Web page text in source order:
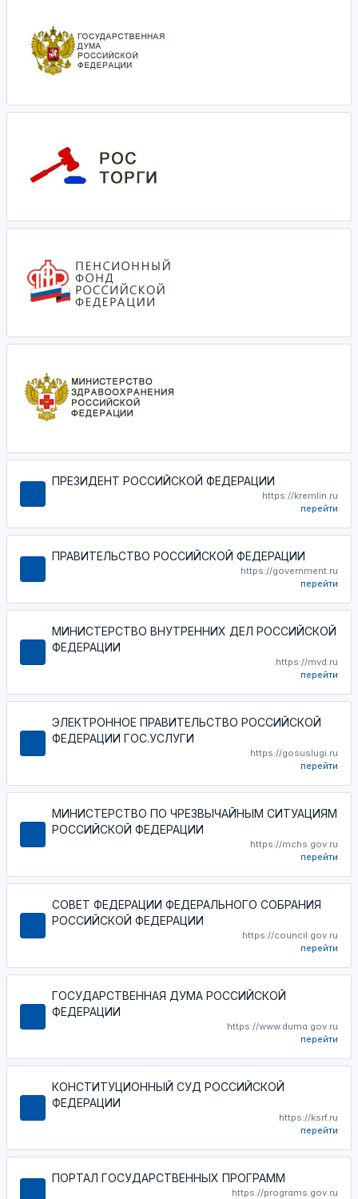
ПРЕЗИДЕНТ РОССИЙСКОЙ ФЕДЕРАЦИИ
https://kremlin.ru
перейти
ПРАВИТЕЛЬСТВО РОССИЙСКОЙ ФЕДЕРАЦИИ
https://government.ru
перейти
МИНИСТЕРСТВО ВНУТРЕННИХ ДЕЛ РОССИЙСКОЙ
ФЕДЕРАЦИИ
https://mvd.ru
перейти
ЭЛЕКТРОННОЕ ПРАВИТЕЛЬСТВО РОССИЙСКОЙ
ФЕДЕРАЦИИ ГОС.УСЛУГИ
https://gosuslugi.ru
перейти
МИНИСТЕРСТВО ПО ЧРЕЗВЫЧАЙНЫМ СИТУАЦИЯМ
РОССИЙСКОЙ ФЕДЕРАЦИИ
https://mchs.gov.ru
перейти
СОВЕТ ФЕДЕРАЦИИ ФЕДЕРАЛЬНОГО СОБРАНИЯ
РОССИЙСКОЙ ФЕДЕРАЦИИ
https://council.gov.ru
перейти
ГОСУДАРСТВЕННАЯ ДУМА РОССИЙСКОЙ
ФЕДЕРАЦИИ
https://www.duma.gov.ru
перейти
КОНСТИТУЦИОННЫЙ СУД РОССИЙСКОЙ
ФЕДЕРАЦИИ
https://ksrf.ru
перейти
ПОРТАЛ ГОСУДАРСТВЕННЫХ ПРОГРАММ
https://programs.gov.ru